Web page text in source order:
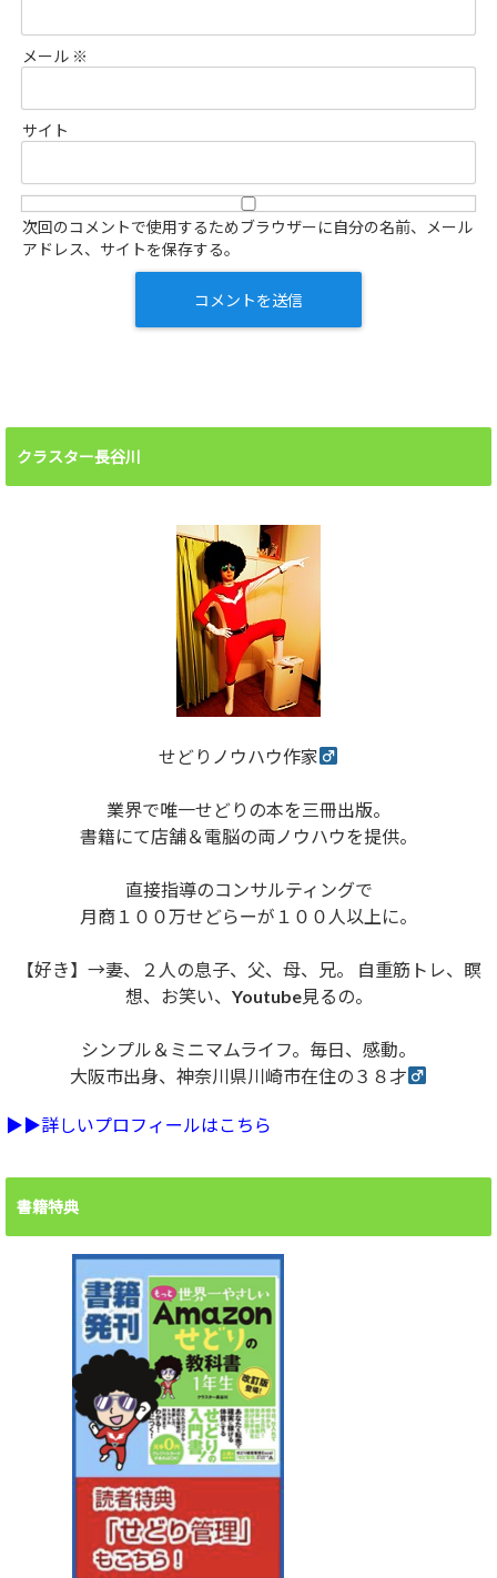
メール ※
サイト
次回のコメントで使用するためブラウザーに自分の名前、メール
アドレス、サイトを保存する。
クラスター長谷川
せどりノウハウ作家
業界で唯一せどりの本を三冊出版。
書籍にて店舗＆電脳の両ノウハウを提供。
直接指導のコンサルティングで
月商１００万せどらーが１００人以上に。
【好き】→妻、２人の息子、父、母、兄。 自重筋トレ、瞑
想、お笑い、Youtube見るの。
シンプル＆ミニマムライフ。毎日、感動。
大阪市出身、神奈川県川崎市在住の３８才
▶︎▶︎詳しいプロフィールはこちら
書籍特典